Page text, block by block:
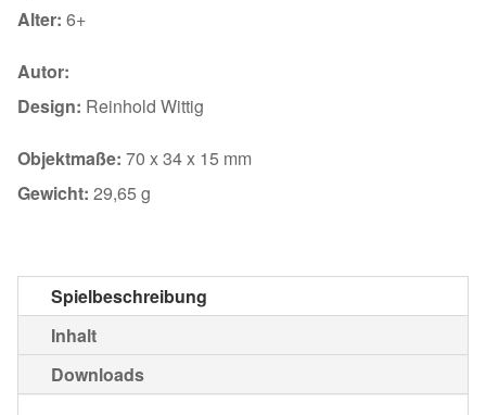
Alter: 6+
Autor:
Design: Reinhold Wittig
Objektmaße: 70 x 34 x 15 mm
Gewicht: 29,65 g
Spielbeschreibung
Inhalt
Downloads